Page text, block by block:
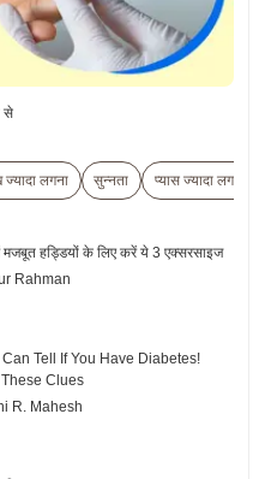
से
लगना सुन्नता प्यास ज्यादा लगना
मजबूत हड्डियों के लिए करें ये 3 एक्सरसाइज
Rahman
Tell If You Have Diabetes!
Clues
R. Mahesh